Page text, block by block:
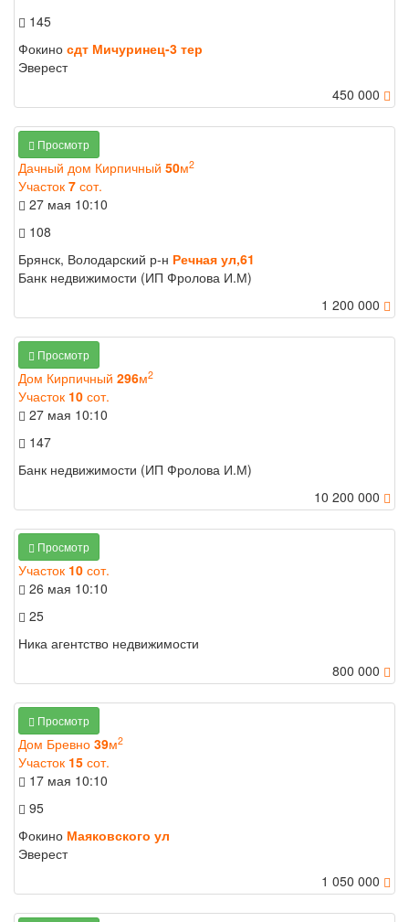
145
Фокино сдт Мичуринец-3 тер
Эверест
450 000
Просмотр
Дачный дом Кирпичный 50м2
Участок 7 сот.
27 мая 10:10
108
Брянск, Володарский р-н Речная ул,61
Банк недвижимости (ИП Фролова И.М)
1 200 000
Просмотр
Дом Кирпичный 296м2
Участок 10 сот.
27 мая 10:10
147
Банк недвижимости (ИП Фролова И.М)
10 200 000
Просмотр
Участок 10 сот.
26 мая 10:10
25
Ника агентство недвижимости
800 000
Просмотр
Дом Бревно 39м2
Участок 15 сот.
17 мая 10:10
95
Фокино Маяковского ул
Эверест
1 050 000